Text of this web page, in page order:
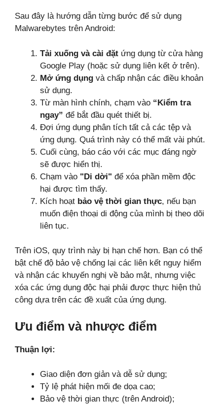
Sau đây là hướng dẫn từng bước để sử dụng
Malwarebytes trên Android:
Tải xuống và cài đặt ứng dụng từ cửa hàng
Google Play (hoặc sử dụng liên kết ở trên).
Mở ứng dụng và chấp nhận các điều khoản
sử dụng.
Từ màn hình chính, chạm vào “Kiểm tra
ngay” để bắt đầu quét thiết bị.
Đợi ứng dụng phân tích tất cả các tệp và
ứng dụng. Quá trình này có thể mất vài phút.
Cuối cùng, báo cáo với các mục đáng ngờ
sẽ được hiển thị.
Chạm vào "Di dời" để xóa phần mềm độc
hại được tìm thấy.
Kích hoạt bảo vệ thời gian thực, nếu bạn
muốn điện thoại di động của mình bị theo dõi
liên tục.
Trên iOS, quy trình này bị hạn chế hơn. Bạn có thể
bật chế độ bảo vệ chống lại các liên kết nguy hiểm
và nhận các khuyến nghị về bảo mật, nhưng việc
xóa các ứng dụng độc hại phải được thực hiện thủ
công dựa trên các đề xuất của ứng dụng.
Ưu điểm và nhược điểm
Thuận lợi:
Giao diện đơn giản và dễ sử dụng;
Tỷ lệ phát hiện mối đe dọa cao;
Bảo vệ thời gian thực (trên Android);